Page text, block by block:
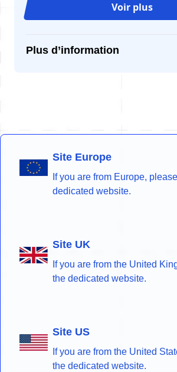
Voir plus
Plus d’information
Site Europe
If you are from Europe,
dedicated website.
Site UK
If you are from the United
the dedicated website.
Site US
If you are from the United
the dedicated website.